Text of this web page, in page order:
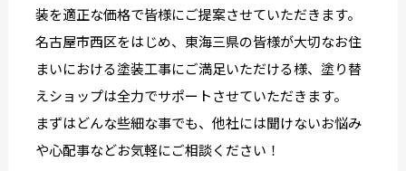
装を適正な価格で皆様にご提案させていただきます。
名古屋市西区をはじめ、東海三県の皆様が大切なお住
まいにおける塗装工事にご満足いただける様、塗り替
えショップは全力でサポートさせていただきます。
まずはどんな些細な事でも、他社には聞けないお悩み
や心配事などお気軽にご相談ください！